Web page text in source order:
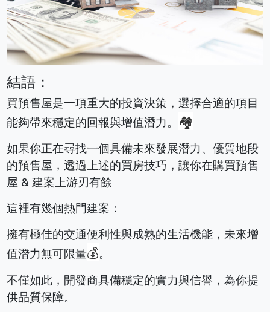
結語：
買預售屋是一項重大的投資決策，選擇合適的項目
能夠帶來穩定的回報與增值潛力。 🏘️
如果你正在尋找一個具備未來發展潛力、優質地段
的預售屋，透過上述的買房技巧，讓你在購買預售
屋 & 建案上游刃有餘
這裡有幾個熱門建案：
擁有極佳的交通便利性與成熟的生活機能，未來增
值潛力無可限量💰。
不僅如此，開發商具備穩定的實力與信譽，為你提
供品質保障。